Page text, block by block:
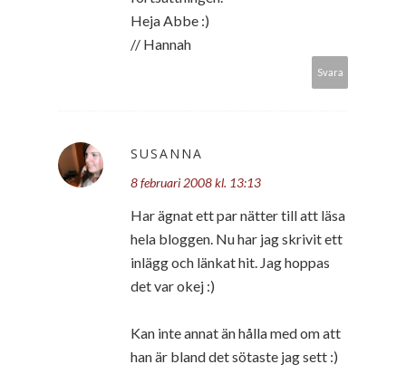
Heja Abbe :)
// Hannah
Svara
SUSANNA
8 februari 2008 kl. 13:13
Har ägnat ett par nätter till att läsa
hela bloggen. Nu har jag skrivit ett
inlägg och länkat hit. Jag hoppas
det var okej :)
Kan inte annat än hålla med om att
han är bland det sötaste jag sett :)